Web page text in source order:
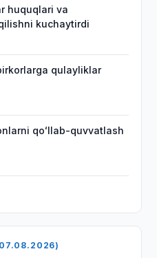
huquqlari va
kuchaytirdi
qulayliklar
qoʻllab-quvvatlash
07.08.2026)